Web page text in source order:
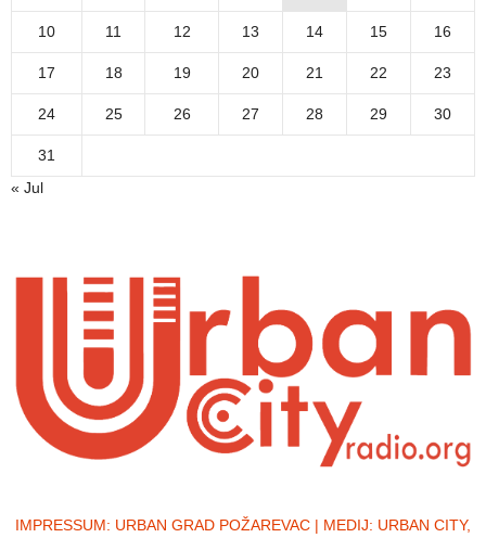
10 11 12 13 14 15 16
17 18 19 20 21 22 23
24 25 26 27 28 29 30
31
« Jul
IMPRESSUM: URBAN GRAD POŽAREVAC | MEDIJ: URBAN CITY,